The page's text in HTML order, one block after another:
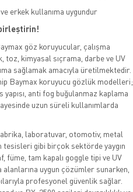
erkek kullanıma uygundur
göz koruyucular, çalışma
toz, kimyasal sıçrama, darbe ve UV
sağlamak amacıyla üretilmektedir.
Baymax koruyucu gözlük modelleri;
yapısı, anti fog buğulanmaz kaplama
uzun süreli kullanımlarda
laboratuvar, otomotiv, metal
gibi birçok sektörde yaygın
tam kapalı goggle tipi ve UV
uygun çözümler sunarken,
profesyonel güvenlik sağlar.